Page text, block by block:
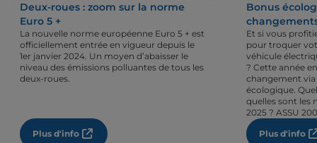
Deux-roues : zoom sur la norme
Euro 5 +
La nouvelle norme européenne Euro 5 + est
officiellement entrée en vigueur depuis le
1er janvier 2024. Un moyen d’abaisser le
niveau des émissions polluantes de tous les
deux-roues.
Plus d'info
Bonus
Et si vous
pour troquer
véhicule
? Cette année
changement
écologique.
quelles sont les
2025 ? ASSU
Plus d'info